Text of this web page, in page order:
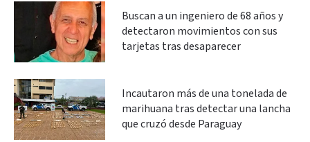
Buscan a un ingeniero de 68 años y
detectaron movimientos con sus
tarjetas tras desaparecer
Incautaron más de una tonelada de
marihuana tras detectar una lancha
que cruzó desde Paraguay